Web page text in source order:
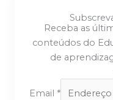
Receba as
conteúdos do
de
Email *